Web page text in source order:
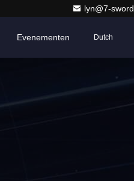
lyn@7-
Evenementen Dutch